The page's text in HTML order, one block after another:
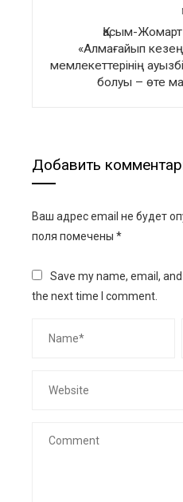
Қасым-
«Алмағайып
мемлекеттерінің
болуы – өте
Добавить
Ваш адрес email не будет
поля помечены *
Save my name, email,
the next time I comment.